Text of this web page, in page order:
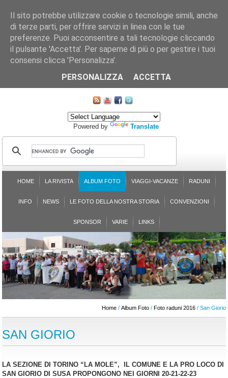
CHI SIAMO LE SEZIONI ASSICURGRANDA
ISCRIZIONE L'AVVOCATO RISPONDE SONDAGGI
Powered by Translate
HOME LA RIVISTA ALBUM FOTO VIAGGI-VACANZE RADUNI
INFO NEWS LE FOTO DELLA NOSTRA STORIA CONVENZIONI
SPONSOR VARIE LINKS
Home/ Album Foto/ Foto raduni 2016/ San Giorio
SAN GIORIO
LA SEZIONE DI TORINO “LA MOLE”, IL COMUNE E LA PRO LOCO DI
SAN GIORIO DI SUSA PROPONGONO NEI GIORNI 20-21-22-23
Il sito potrebbe utilizzare cookie o tecnologie simili, anche
di terze parti, per offrire servizi in linea con le tue
preferenze. Puoi acconsentire a tali tecnologie cliccando
il pulsante 'Accetta'. Per saperne di più o per gestire i tuoi
consensi clicca 'Personalizza'.
PERSONALIZZA
ACCETTA